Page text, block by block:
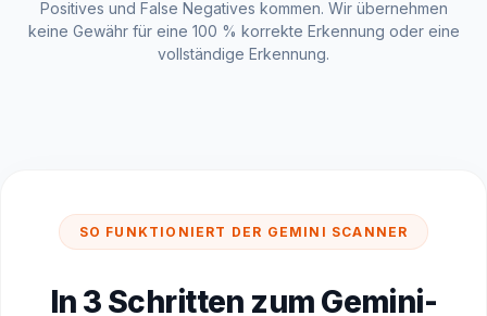
Positives und False Negatives kommen. Wir übernehmen
keine Gewähr für eine 100 % korrekte Erkennung oder eine
vollständige Erkennung.
SO FUNKTIONIERT DER GEMINI SCANNER
In 3 Schritten zum Gemini-